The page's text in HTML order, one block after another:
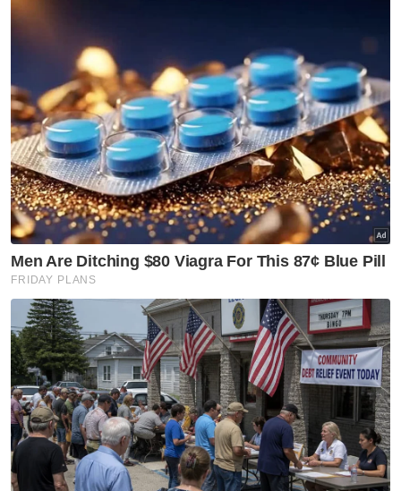
daripada 5.4332/4399 sebelum ini.
Ringgit rendah berbanding yen Jepun
kepada 2.5728/5793 daripada 2.5637/5670
semasa ditutup pada Jumaat lepas dan
merosot berbanding euro kepada
4.7120/7236 daripada 4.7076/7134 dicatatkan
minggu lepas.
Artikel Berkaitan:
Ringgit dibuka tinggi berbanding dolar AS, mata
wang utama lain
Ringgit dibuka tinggi berbanding dolar susulan
ketegangan AS-EU memuncak
Ringgit dibuka tinggi berbanding dolar AS
Mata wang tempatan diniagakan
kebanyakannya rendah berbanding mata
wang ASEAN.